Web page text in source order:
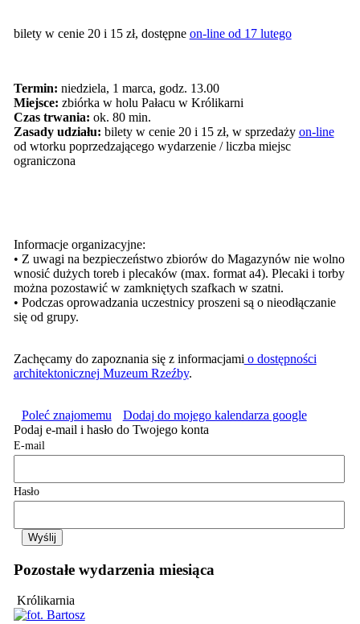
bilety w cenie 20 i 15 zł, dostępne on-line od 17 lutego
Termin: niedziela, 1 marca, godz. 13.00
Miejsce: zbiórka w holu Pałacu w Królikarni
Czas trwania: ok. 80 min.
Zasady udziału: bilety w cenie 20 i 15 zł, w sprzedaży on-line
od wtorku poprzedzającego wydarzenie / liczba miejsc
ograniczona
Informacje organizacyjne:
• Z uwagi na bezpieczeństwo zbiorów do Magazynów nie wolno
wnosić dużych toreb i plecaków (max. format a4). Plecaki i torby
można pozostawić w zamkniętych szafkach w szatni.
• Podczas oprowadzania uczestnicy proszeni są o nieodłączanie
się od grupy.
Zachęcamy do zapoznania się z informacjami o dostępności
architektonicznej Muzeum Rzeźby.
Poleć znajomemu
Dodaj do mojego kalendarza google
Podaj e-mail i hasło do Twojego konta
E-mail
Hasło
Pozostałe wydarzenia miesiąca
Królikarnia